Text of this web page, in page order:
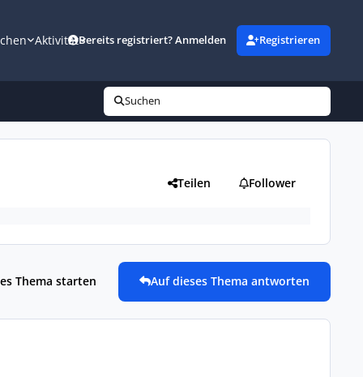
AktivitätBereits registriert? Anmelden Registrieren
Suchen
Teilen Follower
Thema starten Auf dieses Thema antworten